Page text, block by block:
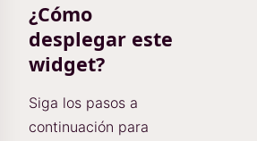
¿Cómo
desplegar este
widget?
Siga los pasos a
continuación para